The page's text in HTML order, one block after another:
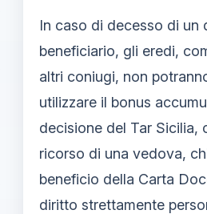
In caso di decesso di un
beneficiario, gli eredi,
altri coniugi, non
utilizzare il bonus
decisione del Tar Sicilia,
ricorso di una vedova,
beneficio della Carta
diritto strettamente